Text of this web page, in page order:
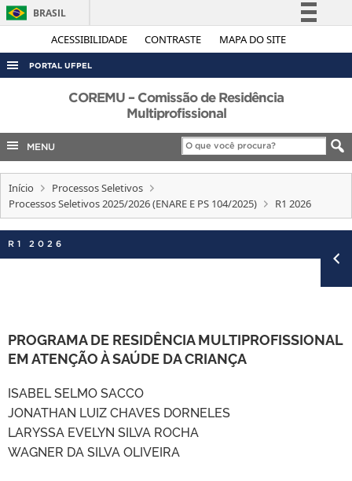
ACESSIBILIDADE CONTRASTE MAPA DO SITE
BRASIL
Simplifique!
Acesso à informação
Legislação
Canais
PORTAL UFPEL
ACESSO À INFORMAÇÃO
COBALTO
CONCURSOS
EDITAIS
COREMU – Comissão de Residência
Multiprofissional
MENU
Início
Processos Seletivos
Processos Seletivos 2025/2026 (ENARE E PS 104/2025)
R1 2026
R1 2026
PROGRAMA DE RESIDÊNCIA MULTIPROFISSIONAL
EM ATENÇÃO À SAÚDE DA CRIANÇA
ISABEL SELMO SACCO
JONATHAN LUIZ CHAVES DORNELES
LARYSSA EVELYN SILVA ROCHA
WAGNER DA SILVA OLIVEIRA